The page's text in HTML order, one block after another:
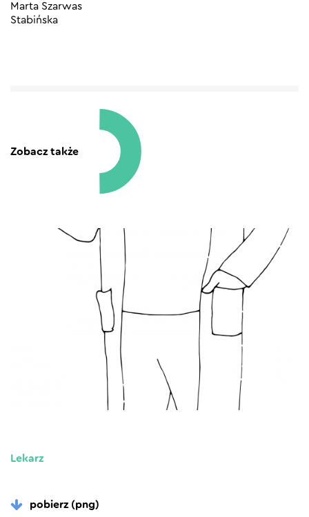
Marta Szarwas
Stabińska
Zobacz także
Lekarz
pobierz (png)